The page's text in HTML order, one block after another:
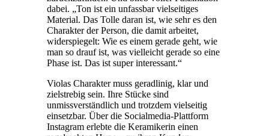
dabei. „Ton ist ein unfassbar vielseitiges
Material. Das Tolle daran ist, wie sehr es den
Charakter der Person, die damit arbeitet,
widerspiegelt: Wie es einem gerade geht, wie
man so drauf ist, was vielleicht gerade so eine
Phase ist. Das ist super interessant.“
Violas Charakter muss geradlinig, klar und
zielstrebig sein. Ihre Stücke sind
unmissverständlich und trotzdem vielseitig
einsetzbar. Über die Socialmedia-Plattform
Instagram erlebte die Keramikerin einen